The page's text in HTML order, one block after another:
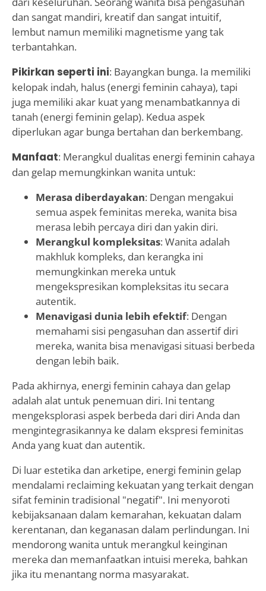
dan sangat mandiri, kreatif dan sangat intuitif,
lembut namun memiliki magnetisme yang tak
terbantahkan.
Pikirkan seperti ini: Bayangkan bunga. Ia memiliki
kelopak indah, halus (energi feminin cahaya), tapi
juga memiliki akar kuat yang menambatkannya di
tanah (energi feminin gelap). Kedua aspek
diperlukan agar bunga bertahan dan berkembang.
Manfaat: Merangkul dualitas energi feminin cahaya
dan gelap memungkinkan wanita untuk:
Merasa diberdayakan: Dengan mengakui
semua aspek feminitas mereka, wanita bisa
merasa lebih percaya diri dan yakin diri.
Merangkul kompleksitas: Wanita adalah
makhluk kompleks, dan kerangka ini
memungkinkan mereka untuk
mengekspresikan kompleksitas itu secara
autentik.
Menavigasi dunia lebih efektif: Dengan
memahami sisi pengasuhan dan assertif diri
mereka, wanita bisa menavigasi situasi berbeda
dengan lebih baik.
Pada akhirnya, energi feminin cahaya dan gelap
adalah alat untuk penemuan diri. Ini tentang
mengeksplorasi aspek berbeda dari diri Anda dan
mengintegrasikannya ke dalam ekspresi feminitas
Anda yang kuat dan autentik.
Di luar estetika dan arketipe, energi feminin gelap
mendalami reclaiming kekuatan yang terkait dengan
sifat feminin tradisional "negatif". Ini menyoroti
kebijaksanaan dalam kemarahan, kekuatan dalam
kerentanan, dan keganasan dalam perlindungan. Ini
mendorong wanita untuk merangkul keinginan
mereka dan memanfaatkan intuisi mereka, bahkan
jika itu menantang norma masyarakat.